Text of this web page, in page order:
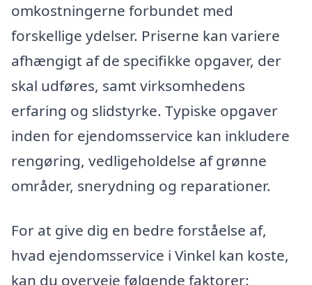
omkostningerne forbundet med
forskellige ydelser. Priserne kan variere
afhængigt af de specifikke opgaver, der
skal udføres, samt virksomhedens
erfaring og slidstyrke. Typiske opgaver
inden for ejendomsservice kan inkludere
rengøring, vedligeholdelse af grønne
områder, snerydning og reparationer.
For at give dig en bedre forståelse af,
hvad ejendomsservice i Vinkel kan koste,
kan du overveje følgende faktorer: